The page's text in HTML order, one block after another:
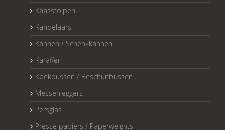
Kaasstolpen
Kandelaars
Kannen / Schenkkannen
Karaffen
Koekbussen / Beschuitbussen
Messenleggers
Persglas
Presse papiers / Paperweights